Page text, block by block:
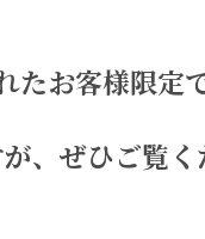
お客様限定
、ぜひご覧く